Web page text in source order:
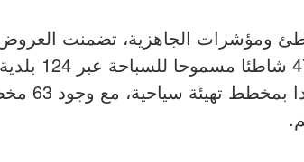
ومؤشرات الجاهزية، تضمنت
من